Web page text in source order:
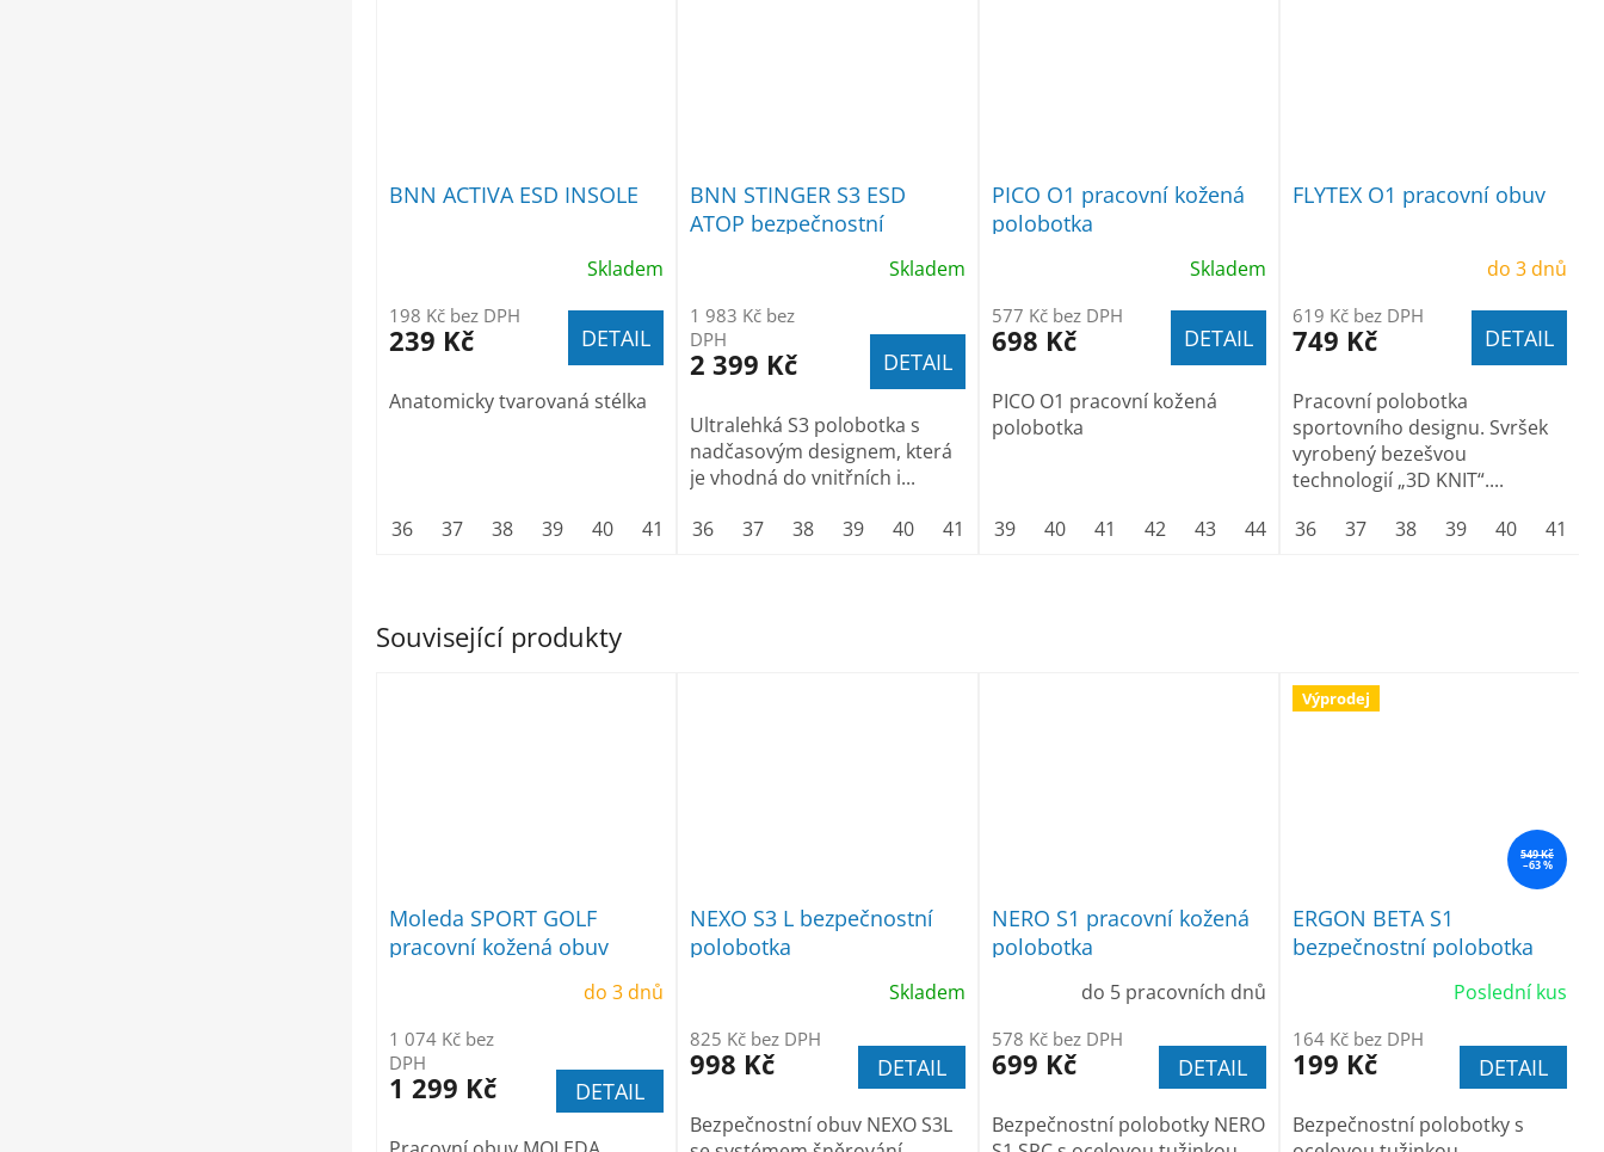
Související produkty
Moleda SPORT GOLF
pracovní kožená obuv
do 3 dnů
1 074 Kč bez
DPH
1 299 Kč DETAIL
NEXO S3 L bezpečnostní
polobotka
Skladem
825 Kč bez DPH
998 Kč DETAIL
Bezpečnostní obuv NEXO S3L
NERO S1 pracovní kožená
polobotka
do 5 pracovních dnů
578 Kč bez DPH
699 Kč DETAIL
Bezpečnostní polobotky NERO
Výprodej
549 Kč
–63 %
ERGON BETA S1
bezpečnostní polobotka
Poslední kus
164 Kč bez DPH
199 Kč DETAIL
Bezpečnostní polobotky s
BNN ACTIVA ESD INSOLE
Skladem
198 Kč bez DPH
239 Kč DETAIL
Anatomicky tvarovaná stélka
36 37 38 39 40 41 42 43 44 45 46 47 48
BNN STINGER S3 ESD
ATOP bezpečnostní
Skladem
1 983 Kč bez
DPH
2 399 Kč DETAIL
Ultralehká S3 polobotka s
nadčasovým designem, která
je vhodná do vnitřních i...
36
37 38 39 40 41 42 43 44 45 46 47 48
PICO O1 pracovní kožená
polobotka
Skladem
577 Kč bez DPH
698 Kč DETAIL
PICO O1 pracovní kožená
polobotka
39 40 41 42 43 44 45 46 47
FLYTEX O1 pracovní obuv
do 3 dnů
619 Kč bez DPH
749 Kč DETAIL
Pracovní polobotka
sportovního designu. Svršek
vyrobený bezešvou
technologií „3D KNIT“....
36
37 38 39 40 41